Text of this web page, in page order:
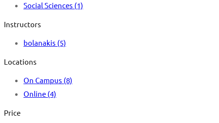
Social Sciences (1)
Instructors
bolanakis (5)
Locations
On Campus (8)
Online (4)
Price